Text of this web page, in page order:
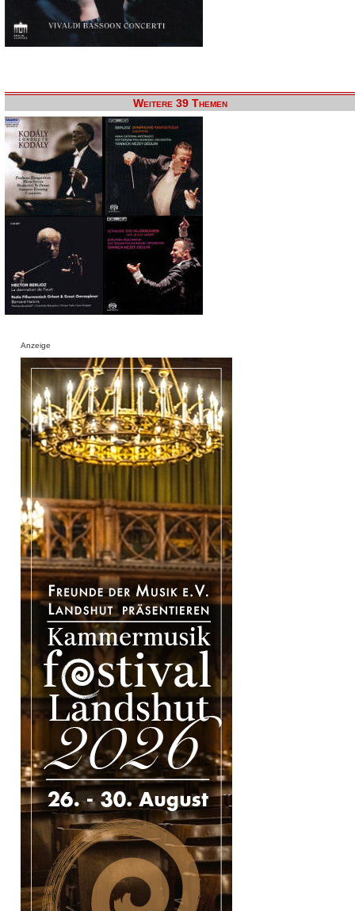
Weitere 39 Themen
Anzeige